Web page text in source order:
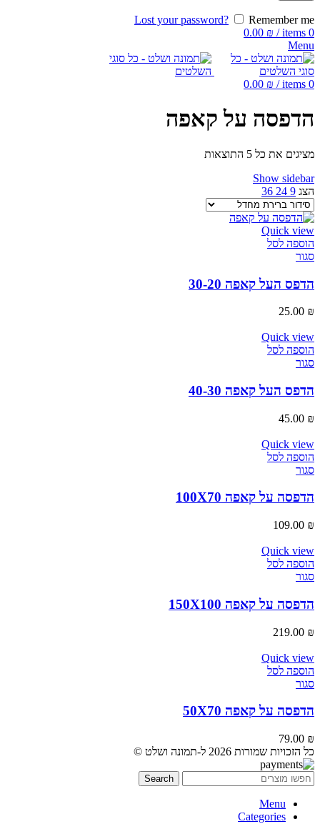
Lost your password?
Remember me
0
items
/
0.00 ₪
Menu
0
items
/
0.00 ₪
הדפסה על קאפה
מציגים את כל ⁦5⁩ התוצאות
Show sidebar
הצג 9
24
36
Quick view
הוספה לסל
סגור
הדפס העל קאפה 30-20
25.00 ₪
Quick view
הוספה לסל
סגור
הדפס העל קאפה 40-30
45.00 ₪
Quick view
הוספה לסל
סגור
הדפסה על קאפה 100X70
109.00 ₪
Quick view
הוספה לסל
סגור
הדפסה על קאפה 150X100
219.00 ₪
Quick view
הוספה לסל
סגור
הדפסה על קאפה 50X70
79.00 ₪
כל הזכויות שמורות 2026 ל-תמונה ושלט ©
Search
Menu
Categories